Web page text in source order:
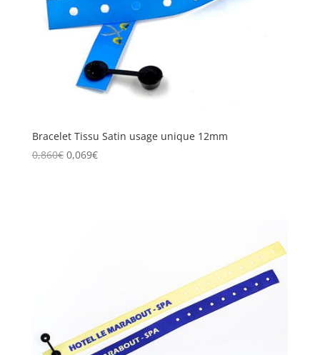
Bracelet Tissu Satin usage unique 12mm
0,860€ 0,069€